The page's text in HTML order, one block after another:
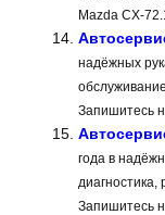
Mazda CX-
надёжных
Запишитесь
года в
диагностика,
Запишитесь